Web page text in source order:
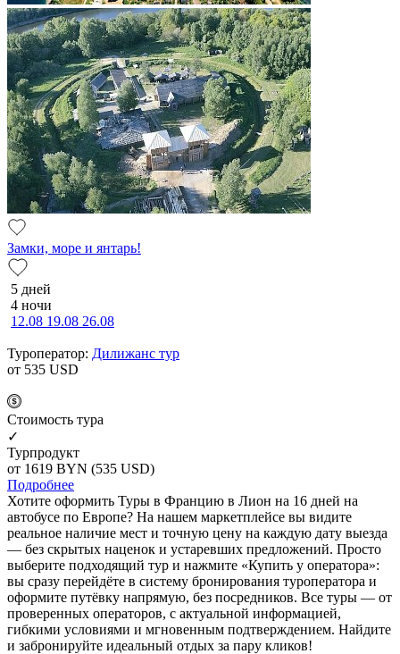
Замки, море и янтарь!
5 дней
4 ночи
12.08 19.08 26.08
Туроператор: Дилижанс тур
от 535 USD
Cтоимость тура
✓
Турпродукт
от 1619 BYN (535 USD)
Подробнее
Хотите оформить Туры в Францию в Лион на 16 дней на
автобусе по Европе? На нашем маркетплейсе вы видите
реальное наличие мест и точную цену на каждую дату выезда
— без скрытых наценок и устаревших предложений. Просто
выберите подходящий тур и нажмите «Купить у оператора»:
вы сразу перейдёте в систему бронирования туроператора и
оформите путёвку напрямую, без посредников. Все туры — от
проверенных операторов, с актуальной информацией,
гибкими условиями и мгновенным подтверждением. Найдите
и забронируйте идеальный отдых за пару кликов!